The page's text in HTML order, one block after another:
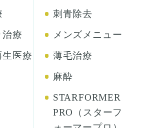
治療
生医療
刺青除去
メンズメニュー
薄毛治療
麻酔
STARFORMER
PRO（スターフ